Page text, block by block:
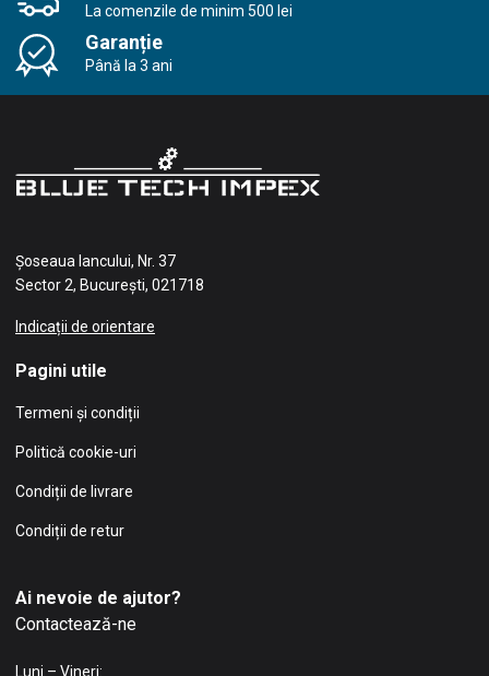
La comenzile de minim 500 lei
Garanție
Până la 3 ani
Șoseaua Iancului, Nr. 37
Sector 2, București, 021718
Indicații de orientare
Pagini utile
Termeni și condiții
Politică cookie-uri
Condiții de livrare
Condiții de retur
Ai nevoie de ajutor?
Contactează-ne
Luni – Vineri: